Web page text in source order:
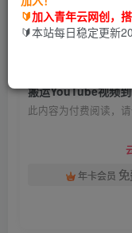
青年云网创
2年前发布
此内容为付费阅读，
年卡会员
🔰加入青年云网创，
🔰本站每日稳定更新